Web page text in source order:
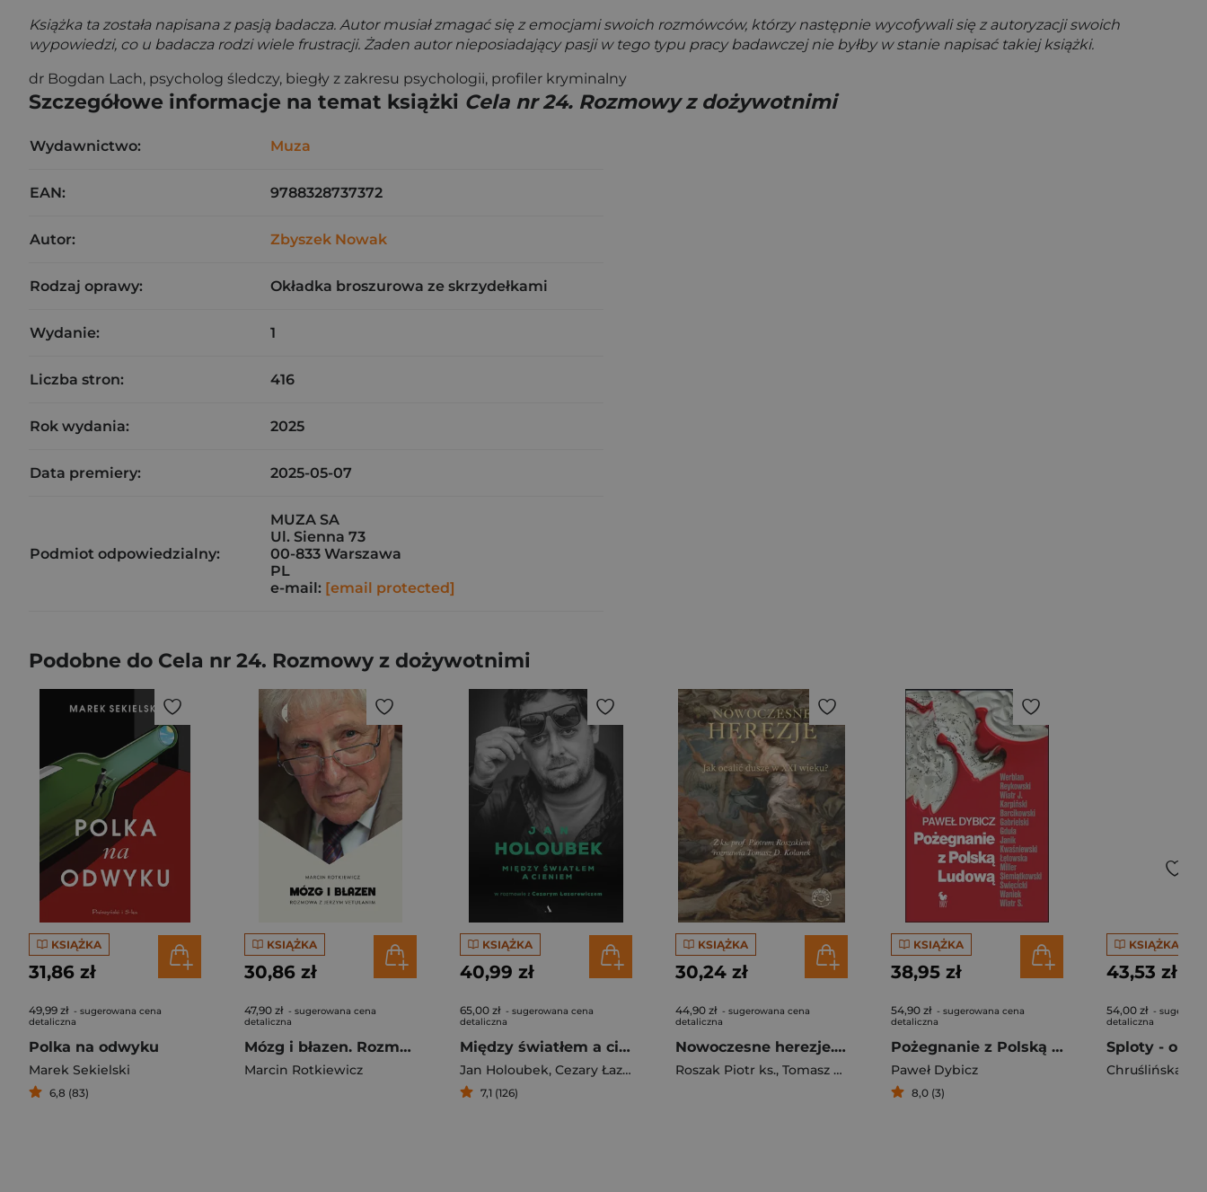
Książka ta została napisana z pasją badacza. Autor musiał zmagać się z emocjami swoich rozmówców, którzy następnie wycofywali się z autoryzacji swoich
wypowiedzi, co u badacza rodzi wiele frustracji. Żaden autor nieposiadający pasji w tego typu pracy badawczej nie byłby w stanie napisać takiej książki.
dr Bogdan Lach, psycholog śledczy, biegły z zakresu psychologii, profiler kryminalny
Szczegółowe informacje na temat książki Cela nr 24. Rozmowy z dożywotnimi
Wydawnictwo: Muza
EAN: 9788328737372
Autor: Zbyszek Nowak
Rodzaj oprawy: Okładka broszurowa ze skrzydełkami
Wydanie: 1
Liczba stron: 416
Rok wydania: 2025
Data premiery: 2025-05-07
Podmiot odpowiedzialny:
MUZA SA
Ul. Sienna 73
00-833 Warszawa
PL
e-mail: [email protected]
Podobne do Cela nr 24. Rozmowy z dożywotnimi
KSIĄŻKA
31,86 zł
49,99 zł - sugerowana cena
detaliczna
Polka na odwyku
Marek Sekielski
6,8 (83)
KSIĄŻKA
30,86 zł
47,90 zł - sugerowana cena
detaliczna
Mózg i błazen. Rozmowa z Jerzym Vetulanim wyd. 2024
Marcin Rotkiewicz
KSIĄŻKA
40,99 zł
65,00 zł - sugerowana cena
detaliczna
Między światłem a cieniem
Jan Holoubek, Cezary Łazarewicz
7,1 (126)
KSIĄŻKA
30,24 zł
44,90 zł - sugerowana cena
detaliczna
Nowoczesne herezje. Jak ocalić duszę w XXI wieku?
Roszak Piotr ks., Tomasz D. Kolanek
KSIĄŻKA
38,95 zł
54,90 zł - sugerowana cena
detaliczna
Pożegnanie z Polską Ludową. Rozmowy o schyłku PRL i narodzinach III RP
Paweł Dybicz
8,0 (3)
KSIĄŻKA
43,53 zł
54,00 zł -
detaliczna
Chruślińska Iza